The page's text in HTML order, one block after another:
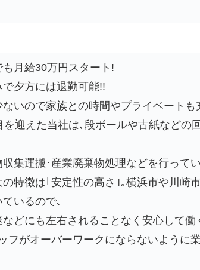
月給30万円スタート!
夕方には退勤可能!!
いので家族との時間やプライベートも
を迎えた当社は､段ボールや古紙などの
集運搬･産業廃棄物処理などを行って
の特徴は｢安定性の高さ｣｡横浜市や川崎
いるので､
どにも左右されることなく安心して働
フがオーバーワークにならないように